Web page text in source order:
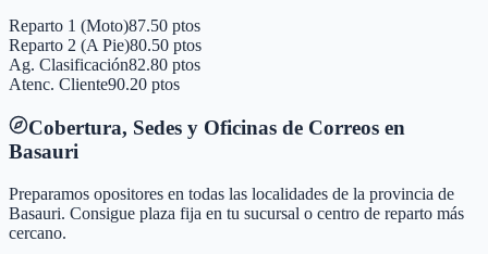
Reparto 1 (Moto)87.50 ptos
Reparto 2 (A Pie)80.50 ptos
Ag. Clasificación82.80 ptos
Atenc. Cliente90.20 ptos
Cobertura, Sedes y Oficinas de Correos en
Basauri
Preparamos opositores en todas las localidades de la provincia de
Basauri. Consigue plaza fija en tu sucursal o centro de reparto más
cercano.